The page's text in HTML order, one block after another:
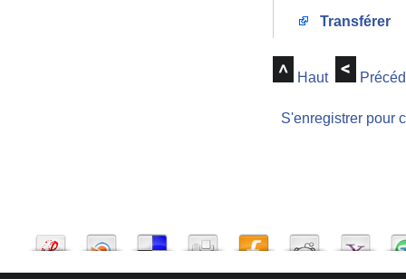
Transférer
Haut
S'enregistrer pour